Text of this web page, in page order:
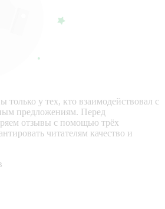
только у тех, кто взаимодействовал с
предложениям. Перед
отзывы с помощью трёх
читателям качество и